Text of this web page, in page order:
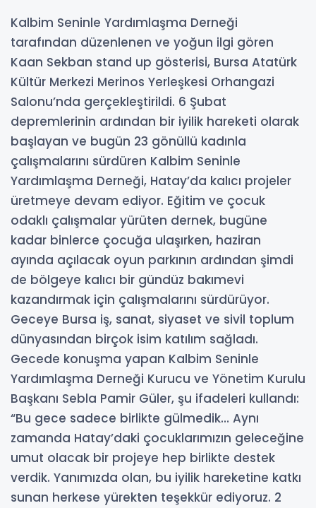
Kalbim Seninle Yardımlaşma Derneği
tarafından düzenlenen ve yoğun ilgi gören
Kaan Sekban stand up gösterisi, Bursa Atatürk
Kültür Merkezi Merinos Yerleşkesi Orhangazi
Salonu’nda gerçekleştirildi. 6 Şubat
depremlerinin ardından bir iyilik hareketi olarak
başlayan ve bugün 23 gönüllü kadınla
çalışmalarını sürdüren Kalbim Seninle
Yardımlaşma Derneği, Hatay’da kalıcı projeler
üretmeye devam ediyor. Eğitim ve çocuk
odaklı çalışmalar yürüten dernek, bugüne
kadar binlerce çocuğa ulaşırken, haziran
ayında açılacak oyun parkının ardından şimdi
de bölgeye kalıcı bir gündüz bakımevi
kazandırmak için çalışmalarını sürdürüyor.
Geceye Bursa iş, sanat, siyaset ve sivil toplum
dünyasından birçok isim katılım sağladı.
Gecede konuşma yapan Kalbim Seninle
Yardımlaşma Derneği Kurucu ve Yönetim Kurulu
Başkanı Sebla Pamir Güler, şu ifadeleri kullandı:
“Bu gece sadece birlikte gülmedik… Aynı
zamanda Hatay’daki çocuklarımızın geleceğine
umut olacak bir projeye hep birlikte destek
verdik. Yanımızda olan, bu iyilik hareketine katkı
sunan herkese yürekten teşekkür ediyoruz. 2